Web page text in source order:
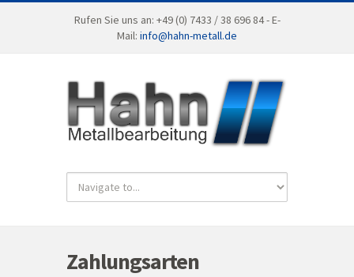
Rufen Sie uns an: +49 (0) 7433 / 38 696 84 - E-
Mail: info@hahn-metall.de
Zahlungsarten